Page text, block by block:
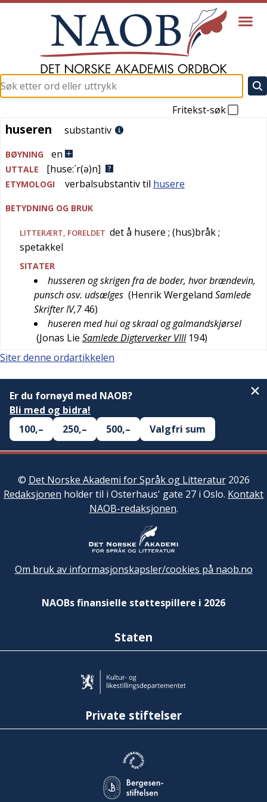
Fritekst-søk
huseren
huseren substantiv
BØYNING en
UTTALE [huse:´r(ə)n]
ETYMOLOGI verbalsubstantiv til husere
BETYDNING OG BRUK
LITTERÆRT, FORELDET det å husere ; (hus)bråk;
spetakkel
SITATER
husseren og skrigen fra de boder, hvor brændevin,
punsch osv. udsælges (Henrik Wergeland Samlede
Skrifter IV,7 46)
huseren med hui og skraal og galmandskjørsel
(Jonas Lie Samlede Digterverker VIII 194)
Siter denne ordartikkelen
Er du fornøyd med NAOB?
Bli med og bidra!
100,–
250,– 500,– Valgfri sum
© Det Norske Akademi for Språk og Litteratur2026
Redaksjonen holder til i Osterhaus' gate 27 i Oslo. Kontakt
NAOB-redaksjonen.
Om bruk av informasjonskapsler/cookies på naob.no
NAOBs finansielle støttespillere i 2026
Staten
Private stiftelser